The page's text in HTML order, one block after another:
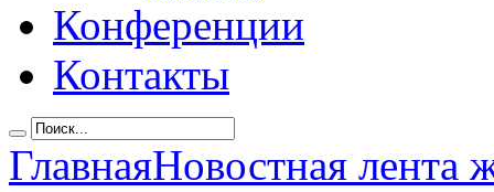
Конференции
Контакты
ГлавнаяНовостная лента